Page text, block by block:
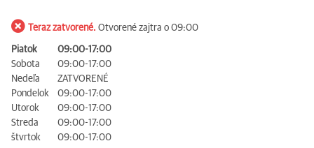
Teraz zatvorené. Otvorené zajtra o 09:00
Piatok
09:00-17:00
Sobota
09:00-17:00
Nedeľa
ZATVORENÉ
Pondelok
09:00-17:00
Utorok
09:00-17:00
Streda
09:00-17:00
štvrtok
09:00-17:00